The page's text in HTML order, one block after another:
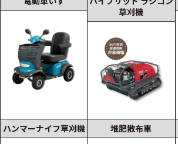
草刈機
ハンマーナイフ草刈機 堆肥散布車